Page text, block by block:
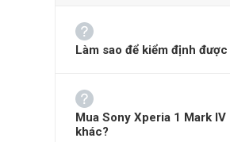
Thiết kế
Về mặt thiết kế, Sony Xperia 1 IV
Làm sao để kiểm định
Mua Sony Xperia 1 Mark
khác?